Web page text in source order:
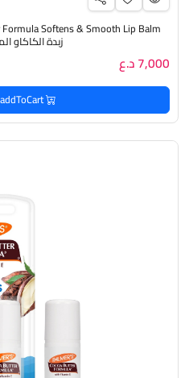
زبدة الكاكاو
7,000 د.ع
productList.addToCart